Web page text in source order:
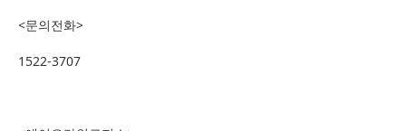
<문의전화>
1522-3707